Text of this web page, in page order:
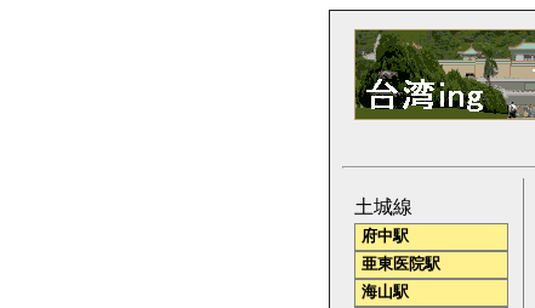
土城線
府中駅
亜東医院駅
海山駅